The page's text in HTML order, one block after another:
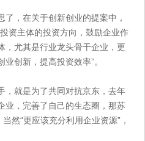
，在关于创新创业的提案中，
资主体的投资方向，鼓励企业作
，尤其是行业龙头骨干企业，更
创新，提高投资效率”。
，就是为了共同对抗京东，去年
业，完善了自己的生态圈，那苏
然“更应该充分利用企业资源”，